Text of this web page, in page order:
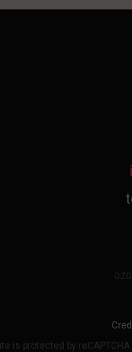
is protected by